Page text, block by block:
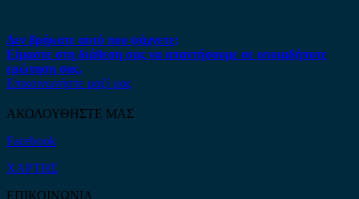
Δεν βρήκατε αυτό που ψάχνετε;
Είμαστε στη διάθεση σας να απαντήσουμε σε οποιαδήποτε
ερώτηση σας.
Επικοινωνήστε μαζί μας
ΑΚΟΛΟΥΘΗΣΤΕ ΜΑΣ
Facebook
ΧΑΡΤΗΣ
ΕΠΙΚΟΙΝΩΝΙΑ